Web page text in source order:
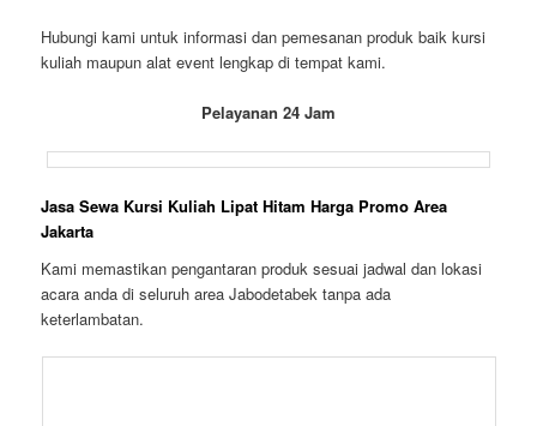
Hubungi kami untuk informasi dan pemesanan produk baik kursi
kuliah maupun alat event lengkap di tempat kami.
Pelayanan 24 Jam
Jasa Sewa Kursi Kuliah Lipat Hitam Harga Promo Area
Jakarta
Kami memastikan pengantaran produk sesuai jadwal dan lokasi
acara anda di seluruh area Jabodetabek tanpa ada
keterlambatan.